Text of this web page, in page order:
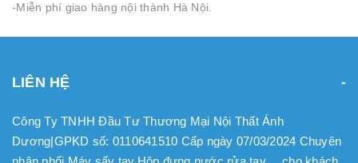
-Miễn phí giao hàng nội thành Hà Nội.
LIÊN HỆ
Công Ty TNHH Đầu Tư Thương Mại Nội Thất Ánh
Dương|GPKD số: 0110641510 Cấp ngày 07/03/2024 Chuyên